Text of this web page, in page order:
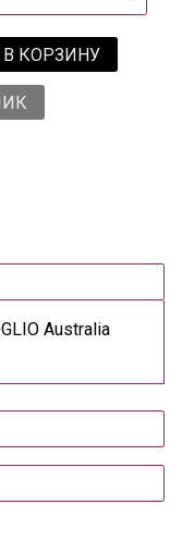
В КОРЗИНУ
Australia